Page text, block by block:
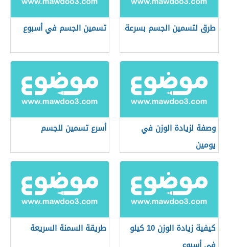
طرق لتسمين الجسم بسرعة تسمين الجسم في أسبوع
وصفة لزيادة الوزن في
يومين
أسرع تسمين للجسم
كيفية زيادة الوزن 10 كيلو
طريقة السمنة السريعة